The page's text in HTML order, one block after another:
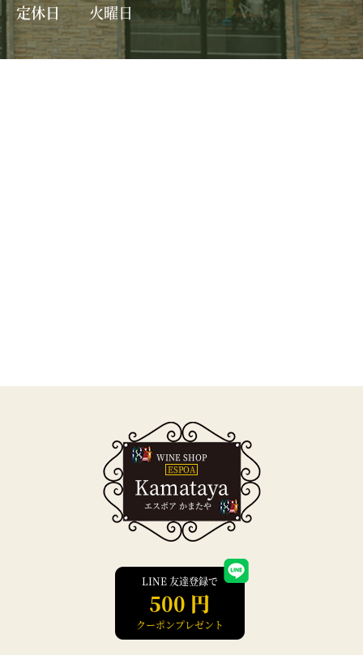
定休日
火曜日
WINE SHOP
ESPOA
Kamataya
エスポア かまたや
LINE 友達登録で
500 円
クーポンプレゼント